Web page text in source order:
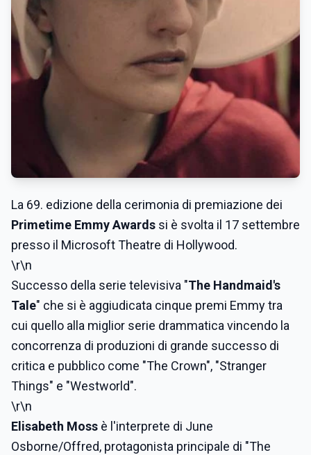
La 69. edizione della cerimonia di premiazione dei
Primetime Emmy Awards si è svolta il 17 settembre
presso il Microsoft Theatre di Hollywood.
\r\n
Successo della serie televisiva "The Handmaid's
Tale" che si è aggiudicata cinque premi Emmy tra
cui quello alla miglior serie drammatica vincendo la
concorrenza di produzioni di grande successo di
critica e pubblico come "The Crown", "Stranger
Things" e "Westworld".
\r\n
Elisabeth Moss è l'interprete di June
Osborne/Offred, protagonista principale di "The